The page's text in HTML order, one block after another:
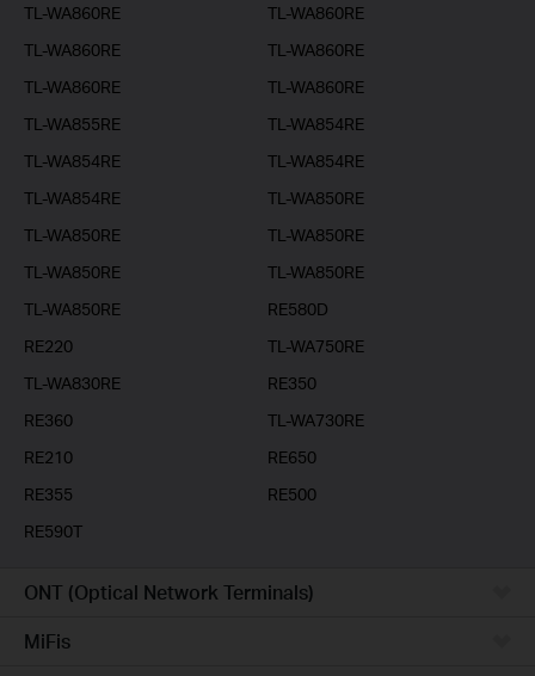
TL-WA860RE
TL-WA860RE
TL-WA860RE
TL-WA860RE
TL-WA860RE
TL-WA860RE
TL-WA855RE
TL-WA854RE
TL-WA854RE
TL-WA854RE
TL-WA854RE
TL-WA850RE
TL-WA850RE
TL-WA850RE
TL-WA850RE
TL-WA850RE
TL-WA850RE
RE580D
RE220
TL-WA750RE
TL-WA830RE
RE350
RE360
TL-WA730RE
RE210
RE650
RE355
RE500
RE590T
ONT (Optical Network Terminals)
MiFis